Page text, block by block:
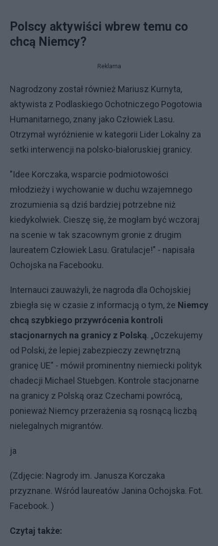
Polscy aktywiści wbrew temu co
chcą Niemcy?
Reklama
Nagrodzony został również Mariusz Kurnyta,
aktywista z Podlaskiego Ochotniczego Pogotowia
Humanitarnego, znany jako Człowiek Lasu.
Otrzymał wyróżnienie w kategorii Lider Lokalny za
setki interwencji na polsko-białoruskiej granicy.
"Idee Korczaka, wsparcie podmiotowości
młodzieży i wychowanie w duchu wzajemnego
zrozumienia są dziś bardziej potrzebne niż
kiedykolwiek. Cieszę się, że mogłam być wczoraj
na scenie w tak szacownym gronie z drugim
laureatem Człowiek Lasu. Gratulacje!" - napisała
Ochojska na Facebooku.
Internauci zauważyli, że nagroda dla Ochojskiej
zbiegła się w czasie z informacją o tym, że Niemcy
chcą szybkiego przywrócenia kontroli
stacjonarnych na granicy z Polską. „Oczekujemy
od Polski, że lepiej zabezpieczy zewnętrzną
granicę UE” - mówił prominentny niemiecki polityk
chadecji Michael Stuebgen. Kontrole stacjonarne
na granicy z Polską oraz Czechami powrócą,
ponieważ Niemcy przerażenia są rosnącą liczbą
nielegalnych migrantów.
ja
(Zdjęcie: Nagrody im. Janusza Korczaka
przyznane. Wśród laureatów Janina Ochojska. Fot.
Facebook. )
Czytaj także: